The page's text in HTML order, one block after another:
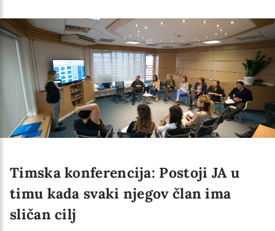
Timska konferencija: Postoji JA u
timu kada svaki njegov član ima
sličan cilj
Serbian
English
Interests
The Early Years Blog
Program updates